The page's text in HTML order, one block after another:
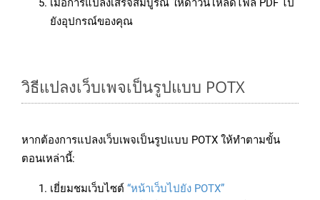
เมื่อการแปลงเสร็จสมบูรณ์ ให้ดาวน์โหลดไฟล์ PDF ไป
ยังอุปกรณ์ของคุณ
วิธีแปลงเว็บเพจเป็นรูปแบบ POTX
หากต้องการแปลงเว็บเพจเป็นรูปแบบ POTX ให้ทำตามขั้น
ตอนเหล่านี้:
เยี่ยมชมเว็บไซต์ “หน้าเว็บไปยัง POTX”